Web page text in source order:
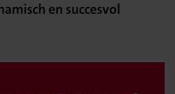
en succesvol